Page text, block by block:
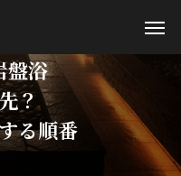
盤浴
？
る順番